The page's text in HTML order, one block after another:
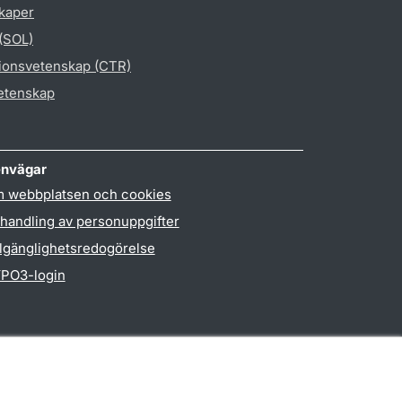
(CTR)
webbplatsen och cookies
av personuppgifter
login